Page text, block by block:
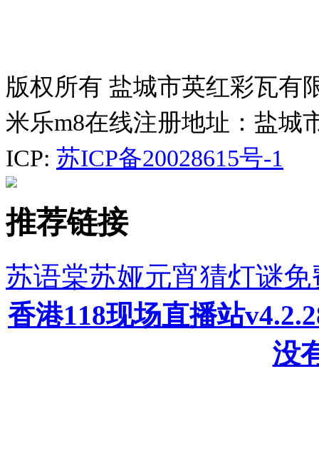
版权所有 盐城市英红彩瓦有
米乐m8在线注册地址：盐城
ICP: 苏ICP备20028615号-1
推荐链接
苏语棠苏娅元宵猜灯谜
香港118现场直播站
没